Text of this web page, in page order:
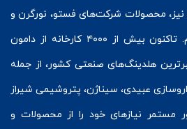
نیز، محصولات شرکت‌های فستو، نورگرن و
را توزیع می‌کنیم. تاکنون بیش از ۴۰۰۰ کارخانه از دامون
هلدینگ‌های صنعتی کشور، از جمله
عبیدی، سیناژن، پتروشیمی شیراز
مستمر نیازهای خود را از محصولات و